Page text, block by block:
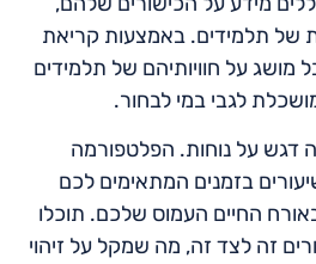
של תלמידים. באמצעות קריאת
מושג על חוויותיהם של תלמידים
לגבי במי לבחור.
דגש על נוחות. הפלטפורמה
בזמנים המתאימים לכם
החיים העמוס שלכם. תוכלו
זה לצד זה, מה שמקל על זיהוי